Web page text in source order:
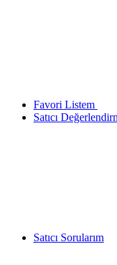
Favori Listem
Satıcı
Satıcı Sorularım